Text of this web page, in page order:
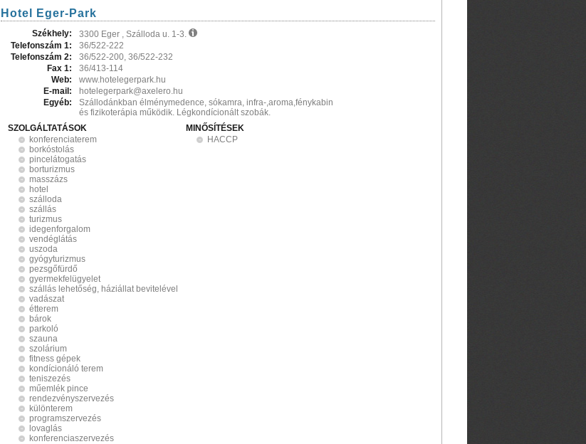
Hotel Eger-Park
Székhely:
3300 Eger , Szálloda u. 1-3.
Telefonszám 1:
36/522-222
Telefonszám 2:
36/522-200, 36/522-232
Fax 1:
36/413-114
Web:
www.hotelegerpark.hu
E-mail:
hotelegerpark@axelero.hu
Egyéb:
Szállodánkban élménymedence, sókamra, infra-,aroma,fénykabin
és fizikoterápia működik. Légkondícionált szobák.
SZOLGÁLTATÁSOK
konferenciaterem
borkóstolás
pincelátogatás
borturizmus
masszázs
hotel
szálloda
szállás
turizmus
idegenforgalom
vendéglátás
uszoda
gyógyturizmus
pezsgőfürdő
gyermekfelügyelet
szállás lehetőség, háziállat bevitelével
vadászat
étterem
bárok
parkoló
szauna
szolárium
fitness gépek
kondícionáló terem
teniszezés
műemlék pince
rendezvényszervezés
különterem
programszervezés
lovaglás
konferenciaszervezés
MINŐSÍTÉSEK
HACCP